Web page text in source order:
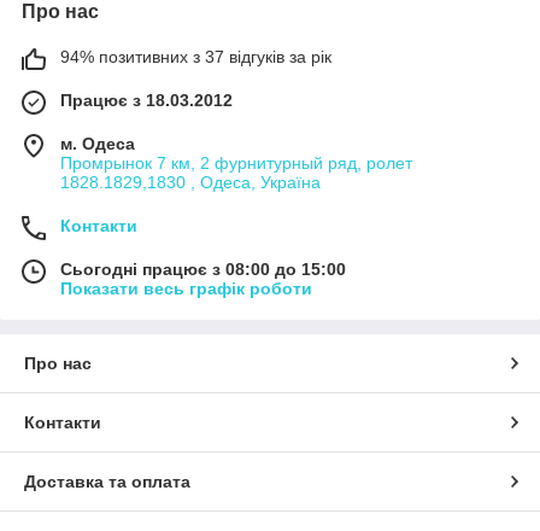
Про нас
94% позитивних з 37 відгуків за рік
Працює з 18.03.2012
м. Одеса
Промрынок 7 км, 2 фурнитурный ряд, ролет
1828.1829,1830 , Одеса, Україна
Контакти
Сьогодні працює з 08:00 до 15:00
Показати весь графік роботи
Про нас
Контакти
Доставка та оплата